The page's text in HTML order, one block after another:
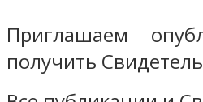
Приглашаем
получить